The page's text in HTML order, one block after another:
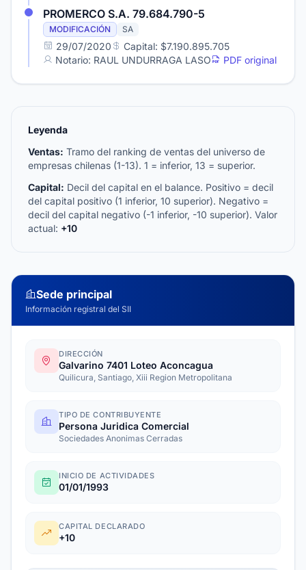
PROMERCO S.A. 79.684.790-5
MODIFICACIÓN SA
29/07/2020
Capital: $7.190.895.705
Notario: RAUL UNDURRAGA LASO
PDF original
Leyenda
Ventas: Tramo del ranking de ventas del universo de
empresas chilenas (1-13). 1 = inferior, 13 = superior.
Capital: Decil del capital en el balance. Positivo = decil
del capital positivo (1 inferior, 10 superior). Negativo =
decil del capital negativo (-1 inferior, -10 superior). Valor
actual: +10
Sede principal
Información registral del SII
DIRECCIÓN
Galvarino 7401 Loteo Aconcagua
Quilicura, Santiago, Xiii Region Metropolitana
TIPO DE CONTRIBUYENTE
Persona Juridica Comercial
Sociedades Anonimas Cerradas
INICIO DE ACTIVIDADES
01/01/1993
CAPITAL DECLARADO
+10